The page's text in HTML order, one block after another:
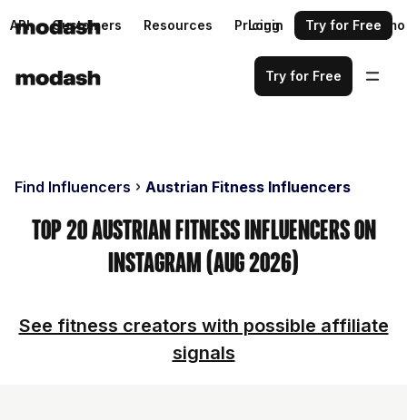
API Customers Resources Pricing Request a demo
Login Try for Free
Try for Free
Find Influencers Austrian Fitness Influencers
Top 20 Austrian Fitness Influencers on
Instagram (Aug 2026)
See fitness creators with possible affiliate
signals